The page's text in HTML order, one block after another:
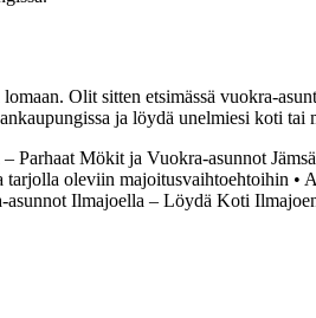
Olit sitten etsimässä vuokra-
ja löydä unelmiesi koti tai
Parhaat Mökit ja Vuokra-asunnot
tarjolla oleviin majoitusvaihtoehtoihin •
asunnot Ilmajoella – Löydä Koti